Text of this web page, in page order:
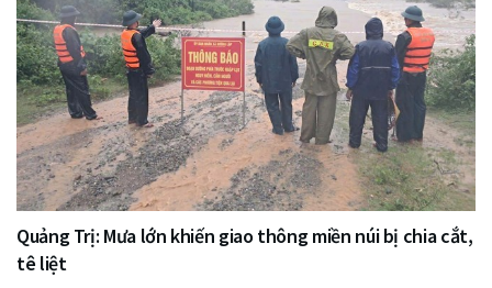
Quảng Trị: Mưa lớn khiến giao thông miền núi bị chia cắt,
tê liệt